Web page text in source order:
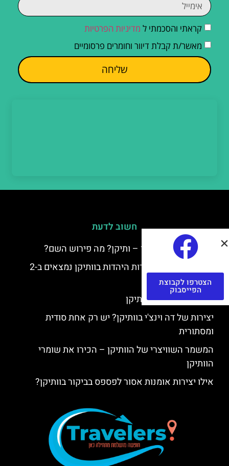
קראתי והסכמתי ל מדיניות הפרטיות
מאשר/ת קבלת דיוור וחומרים פרסומיים
שליחה
חשוב לדעת
למה קוראים לוותיקן – ותיקן? מה פירוש השם?
כתב יד ותיקן – אוצרות היהדות בוותיקן נמצאים ב-2
כתבי יד עתיקים
יצירות של רפאל בוותיקן
יצירות של דה וינצ'י בוותיקן? יש רק אחת סודית
ומסתורית
המשמר השוויצרי של הוותיקן – הכירו את שומרי
הוותיקן
אילו יצירות אומנות אסור לפספס בביקור בוותיקן?
הצטרפו לקבוצת
הפייסבוק